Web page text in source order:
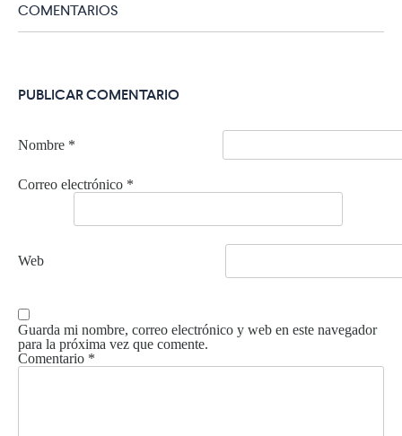
COMENTARIOS
PUBLICAR COMENTARIO
Nombre *
Correo electrónico *
Web
Guarda mi nombre, correo electrónico y web en este navegador
para la próxima vez que comente.
Comentario *